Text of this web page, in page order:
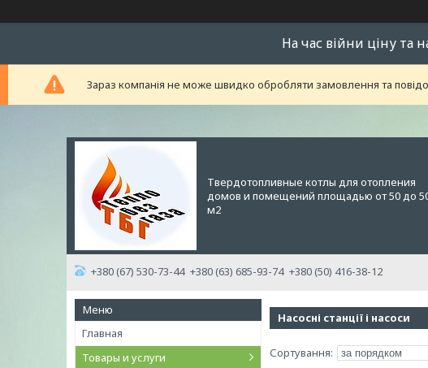
На час війни ціну та
Зараз компанія не може швидко обробляти замовлення та
Твердотопливные котлы для отопления
домов и помещений площадью от 50 до
м2
+380 (67) 530-73-44 +380 (63) 685-93-74 +380 (50) 416-38-12
Главная
Товары и услуги
Насосні станції і насоси